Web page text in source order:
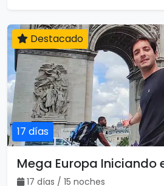
17 días
Destacado
Mega Europa Iniciando
17 días / 15 noches